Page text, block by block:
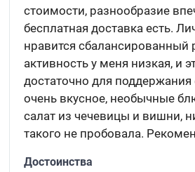
стоимости, разнообразие
бесплатная доставка есть.
нравится сбалансированный
активность у меня низкая, и
достаточно для
очень вкусное, необычные
салат из чечевицы и вишни,
такого не пробовала.
Достоинства